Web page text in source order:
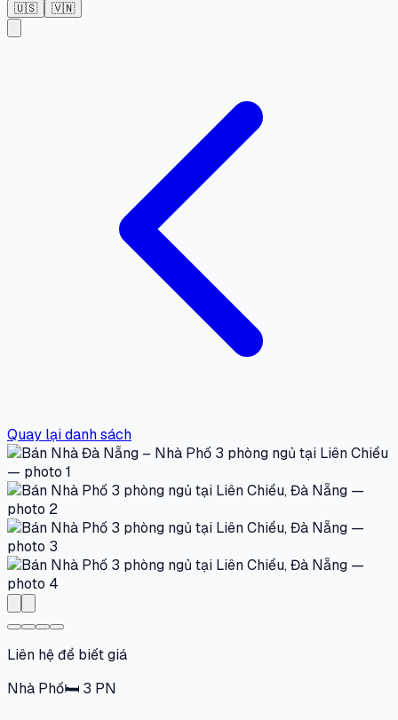
🇺🇸 🇻🇳
Quay lại danh sách
Liên hệ để biết giá
Nhà Phố🛏 3 PN